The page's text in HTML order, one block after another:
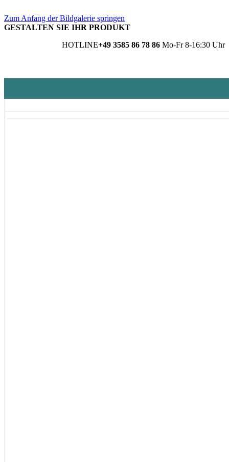
Zum Anfang der Bildgalerie springen
GESTALTEN SIE IHR PRODUKT
HOTLINE+49 3585 86 78 86 Mo-Fr 8-16:30 Uhr